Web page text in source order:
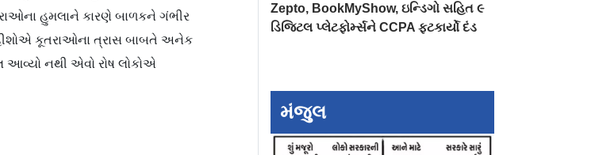
હુમલાને કારણે બાળકને ગંભીર
કૂતરાઓના ત્રાસ બાબતે અનેક
આવ્યો નથી એવો રોષ લોકોએ
Zepto, BookMyShow, ઇન્ડિગો સહિત ૯
ડિજિટલ પ્લેટફોર્મ્સને CCPA ફટકાર્યો દંડ
મંજુલ